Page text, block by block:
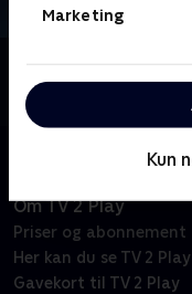
Marketing
Kun
Se højdepunkter fra
Om TV 2 Play
Priser og abonnement
Her kan du se TV 2 Play
Gavekort til TV 2 Play